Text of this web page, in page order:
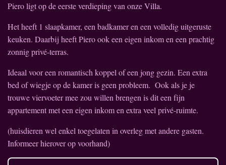
Piero ligt op de eerste verdieping van onze Villa.
Het heeft 1 slaapkamer, een badkamer en een volledig uitgeruste
keuken. Daarbij heeft Piero ook een eigen inkom en een prachtig
zonnig privé-terras.
Ideaal voor een romantisch koppel of een jong gezin. Een extra
bed of wiegje op de kamer is geen probleem. Ook als je je
trouwe viervoeter mee zou willen brengen is dit een fijn
appartement met een eigen inkom en extra veel privé-ruimte.
(huisdieren wel enkel toegelaten in overleg met andere gasten.
Informeer hierover op voorhand)